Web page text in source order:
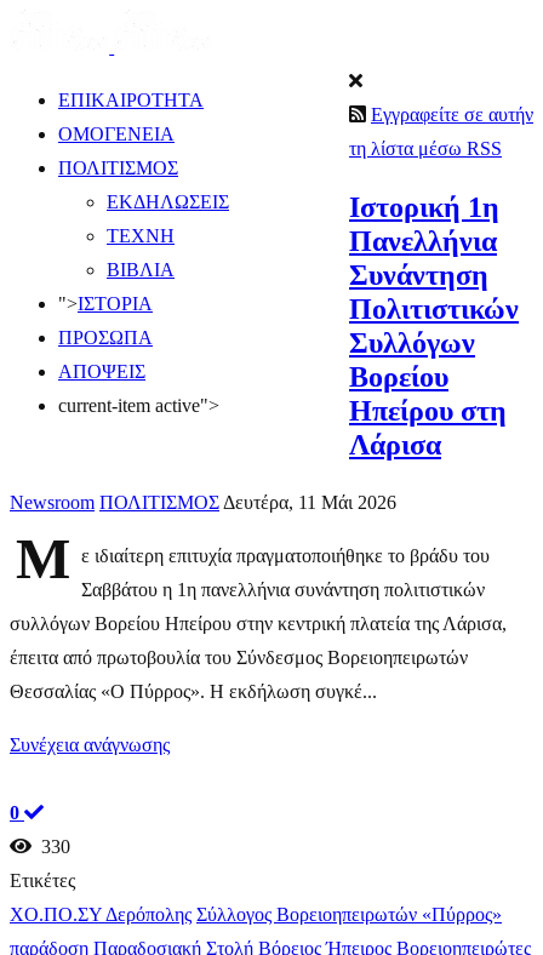
ΕΠΙΚΑΙΡΟΤΗΤΑ
ΟΜΟΓΕΝΕΙΑ
ΠΟΛΙΤΙΣΜΟΣ
ΕΚΔΗΛΩΣΕΙΣ
ΤΕΧΝΗ
ΒΙΒΛΙΑ
">ΙΣΤΟΡΙΑ
ΠΡΟΣΩΠΑ
ΑΠΟΨΕΙΣ
current-item active">
Εγγραφείτε σε αυτήν
τη λίστα μέσω RSS
Ιστορική 1η
Πανελλήνια
Συνάντηση
Πολιτιστικών
Συλλόγων
Βορείου
Ηπείρου στη
Λάρισα
Newsroom ΠΟΛΙΤΙΣΜΟΣ Δευτέρα, 11 Μάι 2026
Μ
ε ιδιαίτερη επιτυχία πραγματοποιήθηκε το βράδυ του
Σαββάτου η 1η πανελλήνια συνάντηση πολιτιστικών
συλλόγων Βορείου Ηπείρου στην κεντρική πλατεία της Λάρισα,
έπειτα από πρωτοβουλία του Σύνδεσμος Βορειοηπειρωτών
Θεσσαλίας «Ο Πύρρος». Η εκδήλωση συγκέ...
Συνέχεια ανάγνωσης
0
330
Ετικέτες
ΧΟ.ΠΟ.ΣΥ Δερόπολης Σύλλογος Βορειοηπειρωτών «Πύρρος»
παράδοση Παραδοσιακή Στολή Βόρειος Ήπειρος Βορειοηπειρώτες